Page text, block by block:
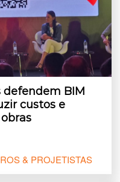
defendem BIM
custos e
& PROJETISTAS